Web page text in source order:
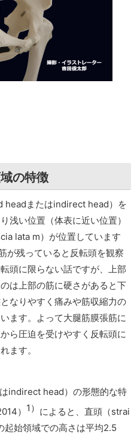
の特徴
またはindirect head）を
浅い位置（体表に近い位置）
lata m）が位置しています
が残っていると反転頭を観察
頭に限らない話ですが、上部
は上部の筋に硬さがあると下
なりやすく痛みや筋収縮力の
ます。よって大腿筋膜張筋に
ら圧迫を受けやすく反転頭に
ます。
indirect head）の形態的な特
） 1） によると、直頭（strai
始領域での高さは平均2.5